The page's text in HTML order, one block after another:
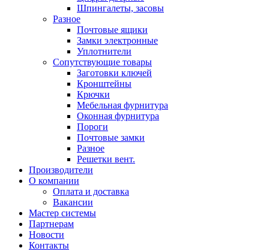
Шпингалеты, засовы
Разное
Почтовые ящики
Замки электронные
Уплотнители
Сопутствующие товары
Заготовки ключей
Кронштейны
Крючки
Мебельная фурнитура
Оконная фурнитура
Пороги
Почтовые замки
Разное
Решетки вент.
Производители
О компании
Оплата и доставка
Вакансии
Мастер системы
Партнерам
Новости
Контакты